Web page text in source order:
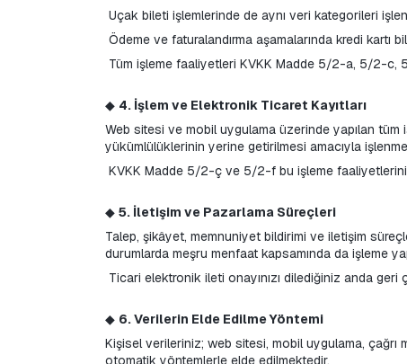
Uçak bileti işlemlerinde de aynı veri kategorileri
Ödeme ve faturalandırma aşamalarında kredi
Tüm işleme faaliyetleri KVKK Madde 5/2-a, 5/2-c,
◆ 4. İşlem ve Elektronik Ticaret Kayıtları
Web sitesi ve mobil uygulama üzerinde yapılan tüm
yükümlülüklerinin yerine getirilmesi amacıyla
KVKK Madde 5/2-ç ve 5/2-f bu işleme
◆ 5. İletişim ve Pazarlama Süreçleri
Talep, şikâyet, memnuniyet bildirimi ve iletişim
durumlarda meşru menfaat kapsamında da işleme
Ticari elektronik ileti onayınızı dilediğiniz anda geri
◆ 6. Verilerin Elde Edilme Yöntemi
Kişisel verileriniz; web sitesi, mobil uygulama,
otomatik yöntemlerle elde edilmektedir.